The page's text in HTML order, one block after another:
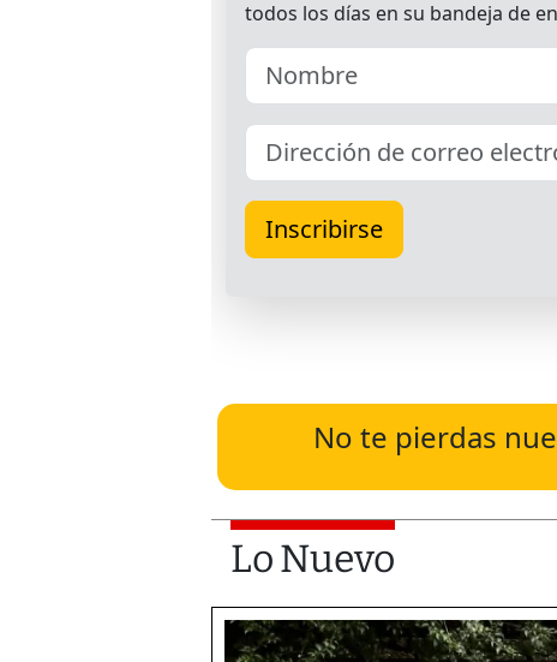
No te pierdas
Lo Nuevo